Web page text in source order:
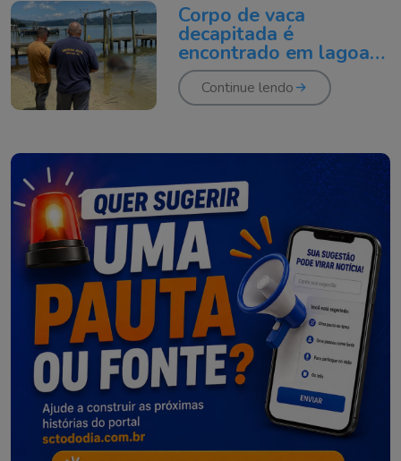
Corpo de vaca
decapitada é
encontrado em lagoa
de Imbituba
Continue lendo